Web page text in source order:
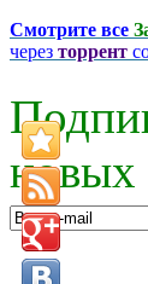
Смотрите все
через торрент
новых